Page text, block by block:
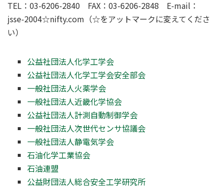
TEL：03-6206-2840 FAX：03-6206-2848 E-mail：
jsse-2004☆nifty.com（☆をアットマークに変えてくださ
い）
公益社団法人化学工学会
公益社団法人化学工学会安全部会
一般社団法人火薬学会
一般社団法人近畿化学協会
公益社団法人計測自動制御学会
一般社団法人次世代センサ協議会
一般社団法人静電気学会
石油化学工業協会
石油連盟
公益財団法人総合安全工学研究所